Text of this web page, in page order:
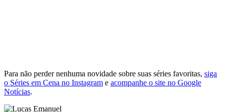
Para não perder nenhuma novidade sobre suas séries favoritas, siga
o Séries em Cena no Instagram e acompanhe o site no Google
Notícias.